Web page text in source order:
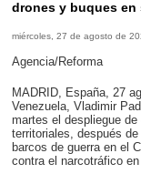
drones y buques
miércoles, 27 de agosto de
Agencia/Reforma
MADRID, España, 27
Venezuela, Vladimir
martes el despliegue
territoriales, después
barcos de guerra en el
contra el narcotráfico